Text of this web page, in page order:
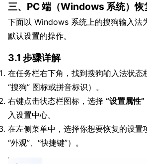
三、PC 端（Windows 系统）恢
下面以 Windows 系统上的搜狗输入法
默认设置的操作。
3.1 步骤详解
在任务栏右下角，找到搜狗输入法状态
“搜狗” 图标或拼音标识）。
右键点击状态栏图标，选择 “设置属性”
入设置中心。
在左侧菜单中，选择你想要恢复的设置
“外观”、“快捷键”）。